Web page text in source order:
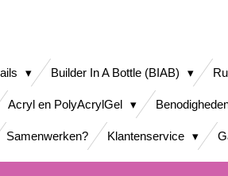
Builder In A Bottle (BIAB)
Acryl en PolyAcrylGel
Samenwerken? Klantenservice